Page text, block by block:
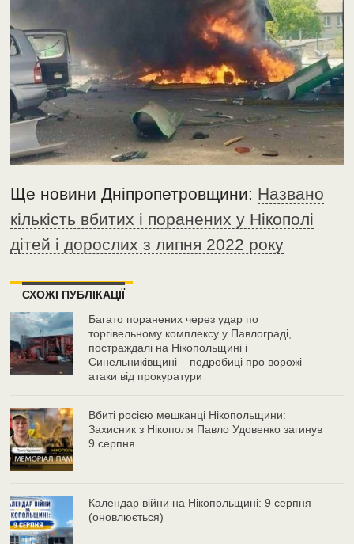
Ще новини Дніпропетровщини: Названо
кількість вбитих і поранених у Нікополі
дітей і дорослих з липня 2022 року
СХОЖІ ПУБЛІКАЦІЇ
Багато поранених через удар по
торгівельному комплексу у Павлограді,
постраждалі на Нікопольщині і
Синельниківщині – подробиці про ворожі
атаки від прокуратури
Вбиті росією мешканці Нікопольщини:
Захисник з Нікополя Павло Удовенко загинув
9 серпня
Календар війни на Нікопольщині: 9 серпня
(оновлюється)